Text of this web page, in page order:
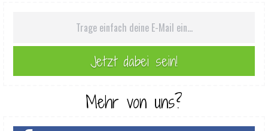
Mehr von uns?